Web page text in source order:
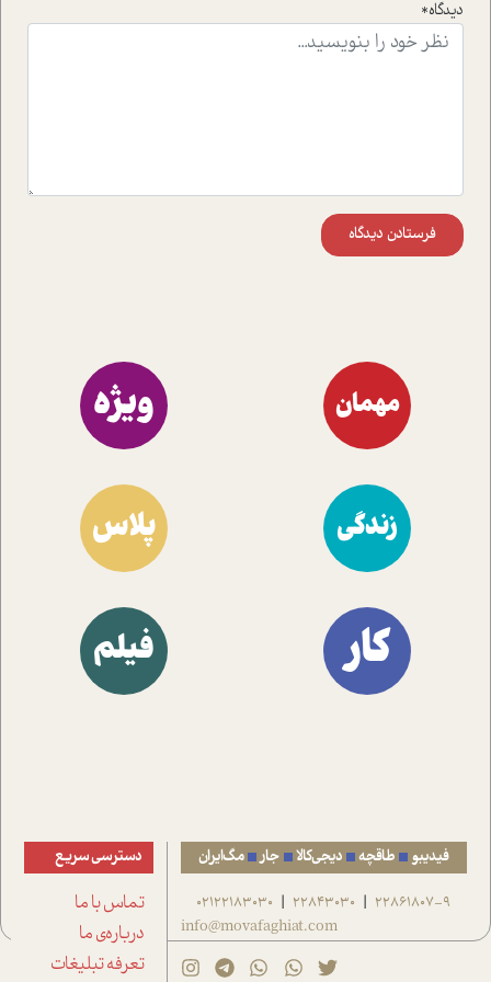
موثرترین راهکارهای استفاده از هوش مصنوعی در حوزه های
دیدگاه*
فرستادن دیدگاه
مهمان ویژه
زندگی پلاس
کار فیلم
فیدیبو طاقچه دیجی‌کالا جار مگ‌ایران
22861807-9
|
22843030
|
02122183030
info@movafaghiat.com
دسترسی سریع
تماس با ما
درباره‌ی ما
تعرفه تبلیغات